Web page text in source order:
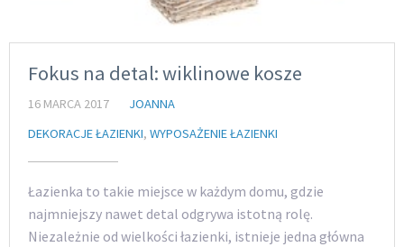
Fokus na detal: wiklinowe kosze
16 MARCA 2017
JOANNA
DEKORACJE ŁAZIENKI, WYPOSAŻENIE ŁAZIENKI
Łazienka to takie miejsce w każdym domu, gdzie
najmniejszy nawet detal odgrywa istotną rolę.
Niezależnie od wielkości łazienki, istnieje jedna główna